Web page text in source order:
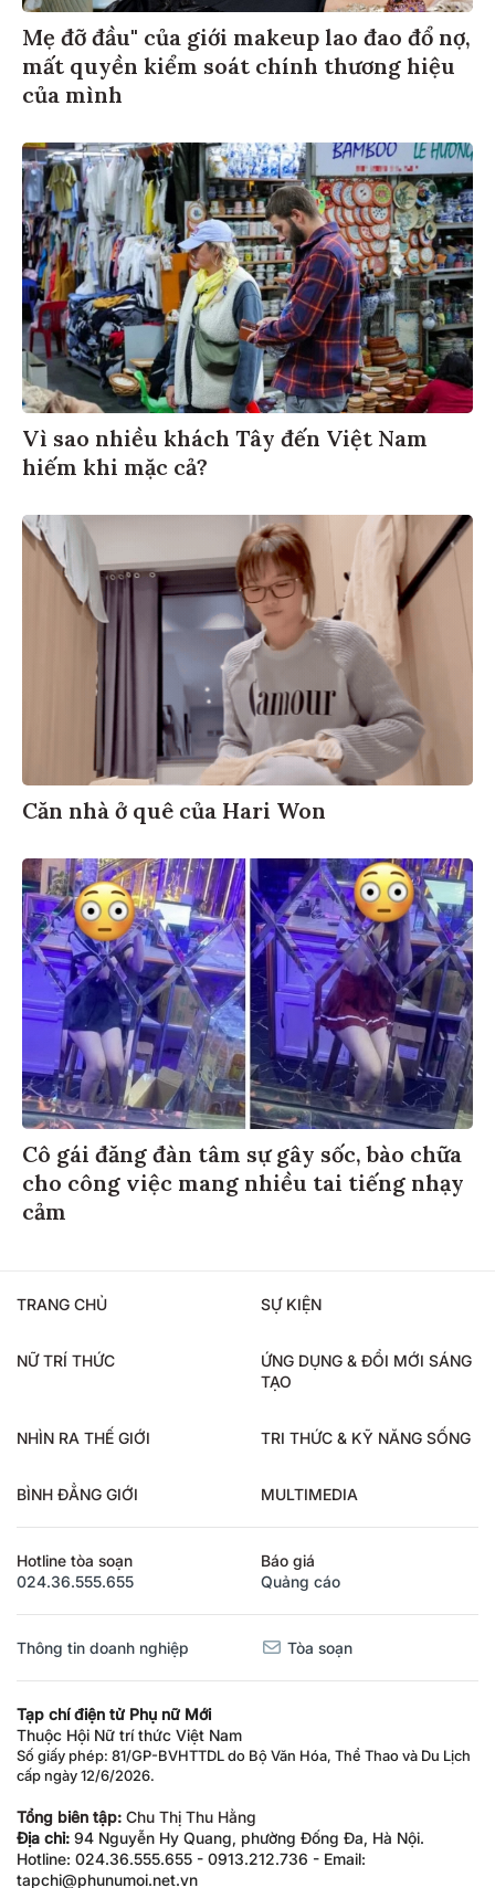
Mẹ đỡ đầu" của giới makeup lao đao đổ nợ,
mất quyền kiểm soát chính thương hiệu
của mình
Vì sao nhiều khách Tây đến Việt Nam
hiếm khi mặc cả?
Căn nhà ở quê của Hari Won
Cô gái đăng đàn tâm sự gây sốc, bào chữa
cho công việc mang nhiều tai tiếng nhạy
cảm
TRANG CHỦ SỰ KIỆN
NỮ TRÍ THỨC
ỨNG DỤNG & ĐỔI MỚI SÁNG
TẠO
NHÌN RA THẾ GIỚI TRI THỨC & KỸ NĂNG SỐNG
BÌNH ĐẲNG GIỚI MULTIMEDIA
Hotline tòa soạn
024.36.555.655
Báo giá
Quảng cáo
Thông tin doanh nghiệp Tòa soạn
Tạp chí điện tử Phụ nữ Mới
Thuộc Hội Nữ trí thức Việt Nam
Số giấy phép: 81/GP-BVHTTDL do Bộ Văn Hóa, Thể Thao và Du Lịch
cấp ngày 12/6/2026.
Tổng biên tập: Chu Thị Thu Hằng
Địa chỉ: 94 Nguyễn Hy Quang, phường Đống Đa, Hà Nội.
Hotline: 024.36.555.655 - 0913.212.736 - Email:
tapchi@phunumoi.net.vn